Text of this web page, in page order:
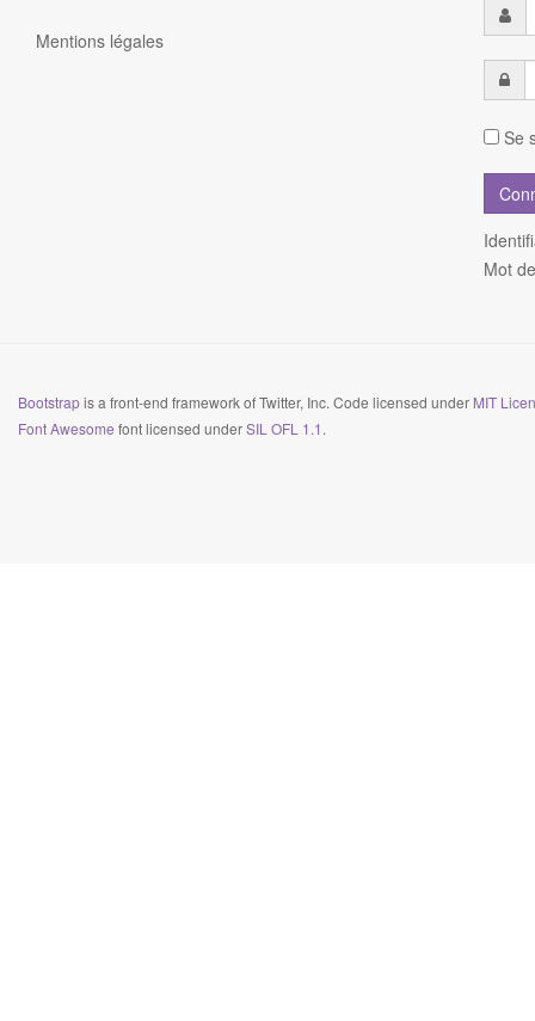
Mentions légales
Se
Mot
Bootstrapis a front-end framework of Twitter, Inc. Code licensed under MIT
Font Awesome font licensed underSIL OFL 1.1 .